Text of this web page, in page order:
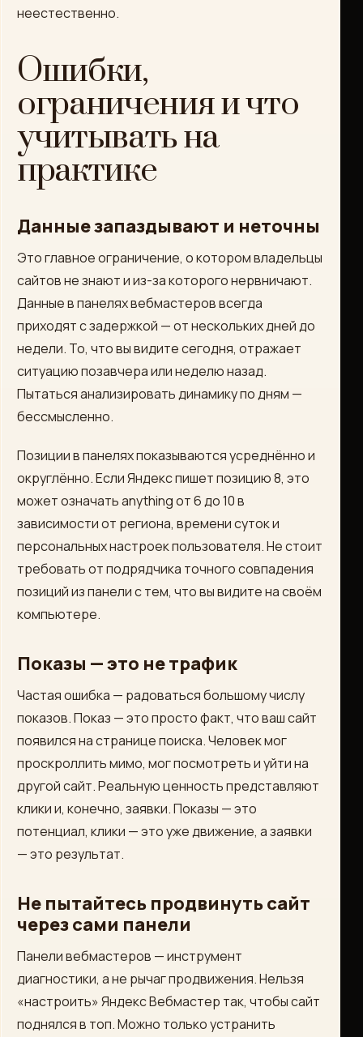
неестественно.
Ошибки,
ограничения и что
учитывать на
практике
Данные запаздывают и неточны
Это главное ограничение, о котором владельцы
сайтов не знают и из-за которого нервничают.
Данные в панелях вебмастеров всегда
приходят с задержкой — от нескольких дней до
недели. То, что вы видите сегодня, отражает
ситуацию позавчера или неделю назад.
Пытаться анализировать динамику по дням —
бессмысленно.
Позиции в панелях показываются усреднённо и
округлённо. Если Яндекс пишет позицию 8, это
может означать anything от 6 до 10 в
зависимости от региона, времени суток и
персональных настроек пользователя. Не стоит
требовать от подрядчика точного совпадения
позиций из панели с тем, что вы видите на своём
компьютере.
Показы — это не трафик
Частая ошибка — радоваться большому числу
показов. Показ — это просто факт, что ваш сайт
появился на странице поиска. Человек мог
проскроллить мимо, мог посмотреть и уйти на
другой сайт. Реальную ценность представляют
клики и, конечно, заявки. Показы — это
потенциал, клики — это уже движение, а заявки
— это результат.
Не пытайтесь продвинуть сайт
через сами панели
Панели вебмастеров — инструмент
диагностики, а не рычаг продвижения. Нельзя
«настроить» Яндекс Вебмастер так, чтобы сайт
поднялся в топ. Можно только устранить